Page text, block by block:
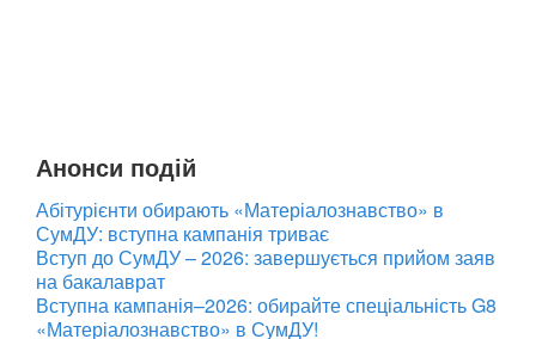
Анонси подій
Абітурієнти обирають «Матеріалознавство» в
СумДУ: вступна кампанія триває
Вступ до СумДУ – 2026: завершується прийом заяв
на бакалаврат
Вступна кампанія–2026: обирайте спеціальність G8
«Матеріалознавство» в СумДУ!